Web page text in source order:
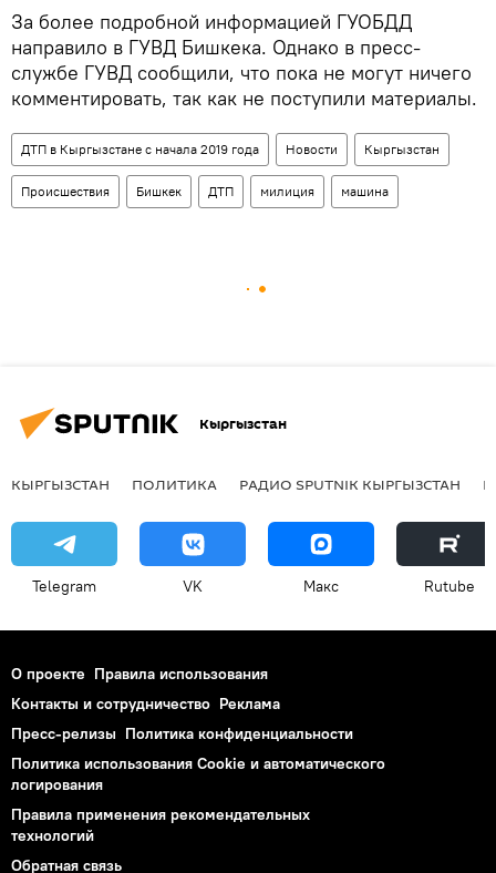
За более подробной информацией ГУОБДД
направило в ГУВД Бишкека. Однако в пресс-
службе ГУВД сообщили, что пока не могут ничего
комментировать, так как не поступили материалы.
ДТП в Кыргызстане с начала 2019 года Новости Кыргызстан
Происшествия Бишкек ДТП милиция машина
Кыргызстан
КЫРГЫЗСТАН ПОЛИТИКА РАДИО SPUTNIK КЫРГЫЗСТАН
Telegram VK Макс Rutube
О проекте Правила использования
Контакты и сотрудничество Реклама
Пресс-релизы Политика конфиденциальности
Политика использования Cookie и автоматического
логирования
Правила применения рекомендательных
технологий
Обратная связь